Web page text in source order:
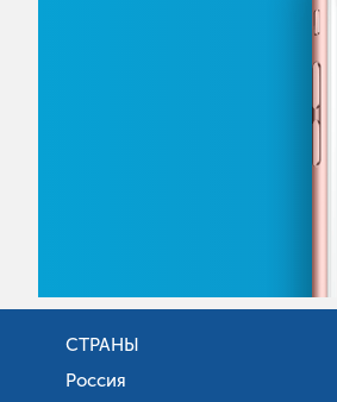
СТРАНЫ
Россия